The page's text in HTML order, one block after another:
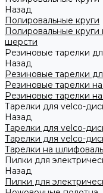
Назад
Полировальные круги
Полировальные круги
шерсти
Резиновые тарелки
Назад
Резиновые тарелки
Резиновые тарелки
Резиновые тарелки
Тарелки для velco-
Назад
Тарелки для velco-
Тарелки для velco-
Тарелки на
Пилки для
Назад
Пилки для